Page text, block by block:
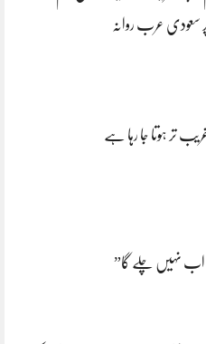
سعودی عرب روانہ
تر ہوتا جا رہا ہے
اب نہیں چلے گا”